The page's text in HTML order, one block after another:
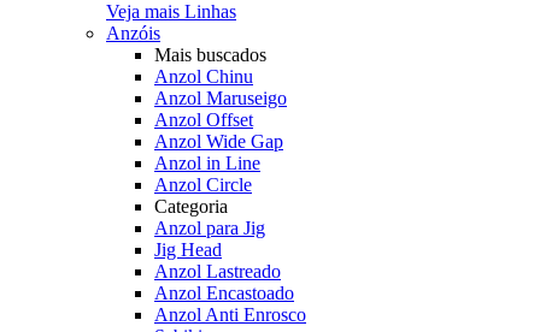
Veja mais Linhas
Anzóis
Mais buscados
Anzol Chinu
Anzol Maruseigo
Anzol Offset
Anzol Wide Gap
Anzol in Line
Anzol Circle
Categoria
Anzol para Jig
Jig Head
Anzol Lastreado
Anzol Encastoado
Anzol Anti Enrosco